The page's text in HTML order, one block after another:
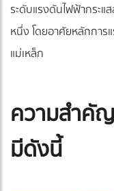
ระดับแรงดันไฟฟ้ากระแ
หนึ่ง โดยอาศัยหลักการ
แม่เหล็ก
ความสำคั
มีดังนี้